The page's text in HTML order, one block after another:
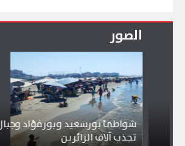
الصور
شواطئ بورسعيد وبورفؤاد وجبال الملح
تجذب آلاف الزائرين